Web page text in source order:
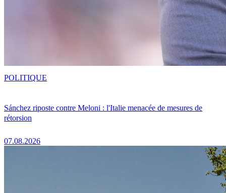
Sánchez riposte contre Meloni : l'Italie menacée de mesures de
rétorsion
07.08.2026
POLITIQUE